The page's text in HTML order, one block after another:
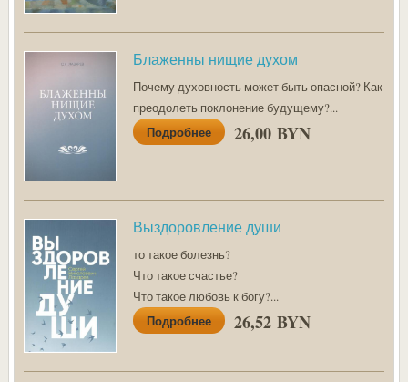
Блаженны нищие духом
Почему духовность может быть опасной? Как
преодолеть поклонение будущему?...
Подробнее 26,00 BYN
Выздоровление души
то такое болезнь?
Что такое счастье?
Что такое любовь к богу?...
Подробнее 26,52 BYN